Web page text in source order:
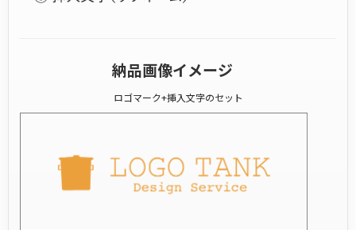
納品画像イメージ
ロゴマーク+挿入文字のセット